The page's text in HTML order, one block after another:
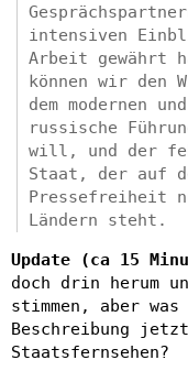
intensiven
Arbeit gewährt
können wir den
dem modernen
russische
will, und der
Staat, der auf
Pressefreiheit
Ländern steht.
Update (ca 15
doch drin herum
stimmen, aber
Beschreibung
Staatsfernsehen?